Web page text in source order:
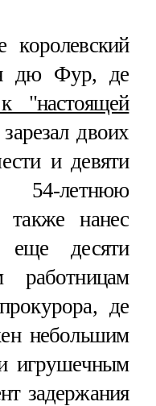
дю Фур, де
"настоящей
двоих
и девяти
летнюю
также нанес
еще десяти
де
небольшим
игрушечным
задержания